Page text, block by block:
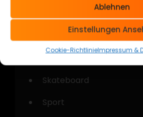
Ablehnen
Einstellungen
Cookie-RichtlinieImpressum &
Skateboard
Sport